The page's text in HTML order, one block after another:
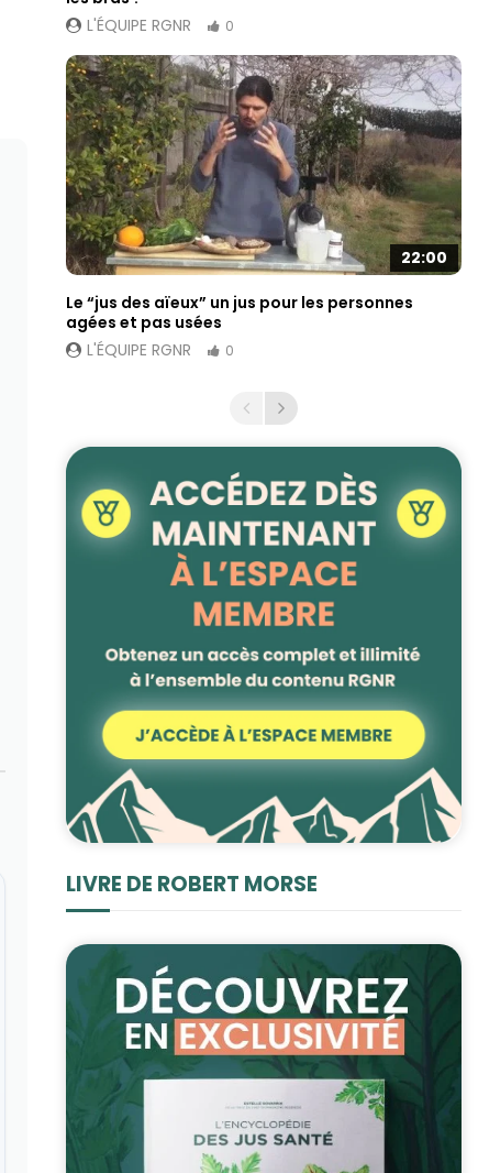
L'ÉQUIPE RGNR
0
22:00
Le “jus des aïeux” un jus pour les personnes
agées et pas usées
L'ÉQUIPE RGNR
0
LIVRE DE ROBERT MORSE